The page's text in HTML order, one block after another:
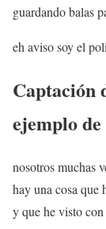
guardando balas
eh aviso soy el
Captación
ejemplo
nosotros muchas
hay una cosa que
y que he visto